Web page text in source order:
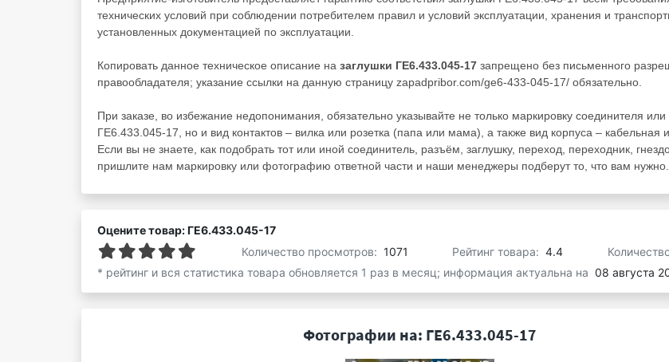
технических условий при соблюдении потребителем правил и условий эксплуатации, хранения и
установленных документацией по эксплуатации.
Копировать данное техническое описание на заглушки ГЕ6.433.045-17 запрещено без письменного
правообладателя; указание ссылки на данную страницу zapadpribor.com/ge6-433-045-17/ обязательно.
При заказе, во избежание недопонимания, обязательно указывайте не только маркировку соединителя
ГЕ6.433.045-17, но и вид контактов – вилка или розетка (папа или мама), а также вид корпуса – кабельная
Если вы не знаете, как подобрать тот или иной соединитель, разъём, заглушку, переход, переходник,
пришлите нам маркировку или фотографию ответной части и наши менеджеры подберут то, что вам нужно.
Оцените товар: ГЕ6.433.045-17
Количество просмотров: 1071 Рейтинг товара: 4.4
* рейтинг и вся статистика товара обновляется 1 раз в месяц; информация актуальна на 08 августа
Фотографии на: ГЕ6.433.045-17